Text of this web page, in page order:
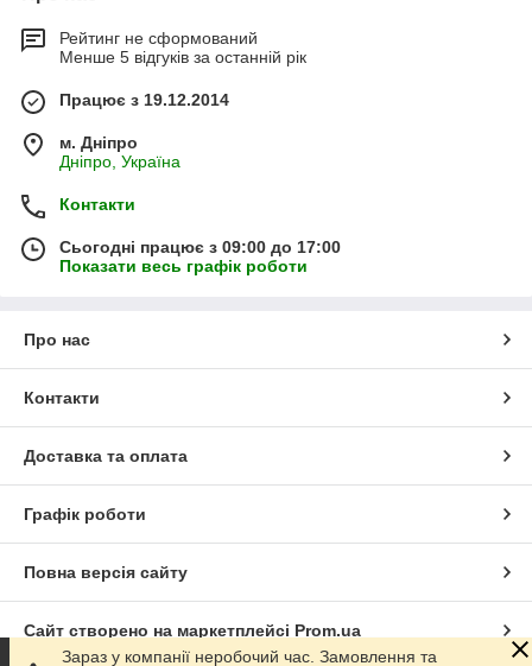
Рейтинг не сформований
Менше 5 відгуків за останній рік
Працює з 19.12.2014
м. Дніпро
Дніпро, Україна
Контакти
Сьогодні працює з 09:00 до 17:00
Показати весь графік роботи
Про нас
Контакти
Доставка та оплата
Графік роботи
Повна версія сайту
Сайт створено на маркетплейсі Prom.ua
Зараз у компанії неробочий час. Замовлення та